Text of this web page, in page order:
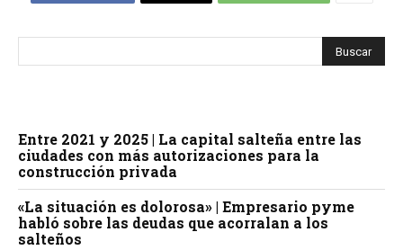
Entre 2021 y 2025 | La capital salteña entre las
ciudades con más autorizaciones para la
construcción privada
«La situación es dolorosa» | Empresario pyme
habló sobre las deudas que acorralan a los
salteños